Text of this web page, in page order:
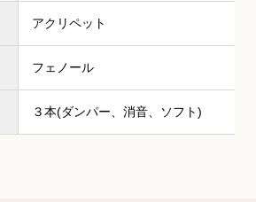
アクリペット
フェノール
３本(ダンパー、消音、ソフト)